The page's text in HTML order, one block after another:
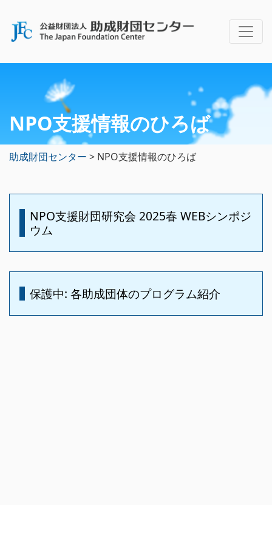
NPO支援情報のひろば
助成財団センター > NPO支援情報のひろば
NPO支援財団研究会 2025春 WEBシンポジ
ウム
保護中: 各助成団体のプログラム紹介